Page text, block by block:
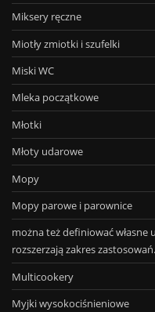
Miksery ręczne
Miotły zmiotki i szufelki
Miski WC
Mleka początkowe
Młotki
Młoty udarowe
Mopy
Mopy parowe i parownice
można też definiować własne
rozszerzają zakres
Multicookery
Myjki wysokociśnieniowe